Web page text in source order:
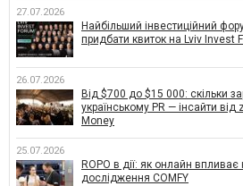
27.07.2026
Найбільший інвестиційний
придбати квиток на Lviv Invest
26.07.2026
Від $700 до $15 000: скільки
українському PR — інсайти
Money
25.07.2026
ROPO в дії: як онлайн
дослідження COMFY